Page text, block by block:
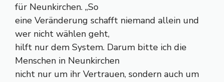
für Neunkirchen. „So
eine Veränderung schafft niemand allein und
wer nicht wählen geht,
hilft nur dem System. Darum bitte ich die
Menschen in Neunkirchen
nicht nur um ihr Vertrauen, sondern auch um